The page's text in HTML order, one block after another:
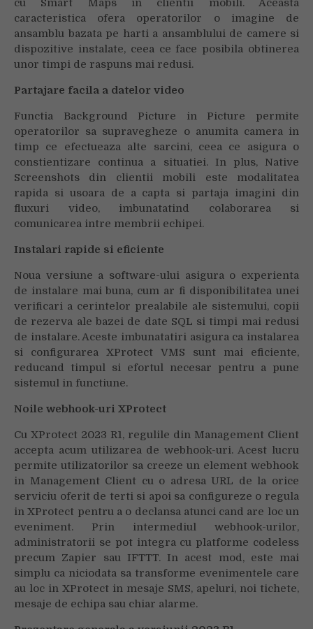
caracteristica ofera operatorilor o imagine de
ansamblu bazata pe harti a ansamblului de camere si
dispozitive instalate, ceea ce face posibila obtinerea
unor timpi de raspuns mai redusi.
Partajare facila a datelor video
Functia Background Picture in Picture permite
operatorilor sa supravegheze o anumita camera in
timp ce efectueaza alte sarcini, ceea ce asigura o
constientizare continua a situatiei. In plus, Native
Screenshots din clientii mobili este modalitatea
rapida si usoara de a capta si partaja imagini din
fluxuri video, imbunatatind colaborarea si
comunicarea intre membrii echipei.
Instalari rapide si eficiente
Noua versiune a software-ului asigura o experienta
de instalare mai buna, cum ar fi disponibilitatea unei
verificari a cerintelor prealabile ale sistemului, copii
de rezerva ale bazei de date SQL si timpi mai redusi
de instalare. Aceste imbunatatiri asigura ca instalarea
si configurarea XProtect VMS sunt mai eficiente,
reducand timpul si efortul necesar pentru a pune
sistemul in functiune.
Noile webhook-uri XProtect
Cu XProtect 2023 R1, regulile din Management Client
accepta acum utilizarea de webhook-uri. Acest lucru
permite utilizatorilor sa creeze un element webhook
in Management Client cu o adresa URL de la orice
serviciu oferit de terti si apoi sa configureze o regula
in XProtect pentru a o declansa atunci cand are loc un
eveniment. Prin intermediul webhook-urilor,
administratorii se pot integra cu platforme codeless
precum Zapier sau IFTTT. In acest mod, este mai
simplu ca niciodata sa transforme evenimentele care
au loc in XProtect in mesaje SMS, apeluri, noi tichete,
mesaje de echipa sau chiar alarme.